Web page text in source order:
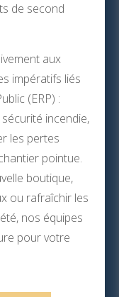
de second
aux
impératifs liés
(ERP) :
incendie,
les pertes
pointue.
boutique,
ou rafraîchir les
nos équipes
pour votre